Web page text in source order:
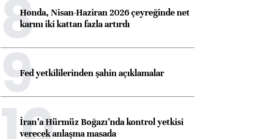
8Honda, Nisan-Haziran 2026 çeyreğinde net
karını iki kattan fazla artırdı
9Fed yetkililerinden şahin açıklamalar
İran’a Hürmüz Boğazı’nda kontrol yetkisi
verecek anlaşma masada